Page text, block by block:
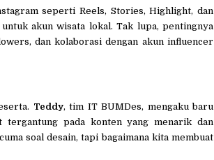
seperti Reels, Stories, Highlight, dan
akun wisata lokal. Tak lupa, pentingnya
dan kolaborasi dengan akun influencer
Teddy, tim IT BUMDes, mengaku baru
tergantung pada konten yang menarik dan
soal desain, tapi bagaimana kita membuat